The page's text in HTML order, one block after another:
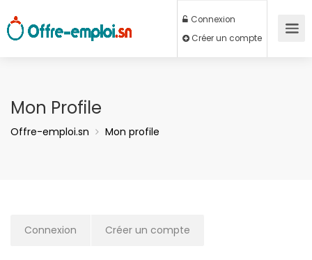
Connexion
Créer un compte
Mon Profile
Offre-emploi.sn Mon profile
Connexion Créer un compte